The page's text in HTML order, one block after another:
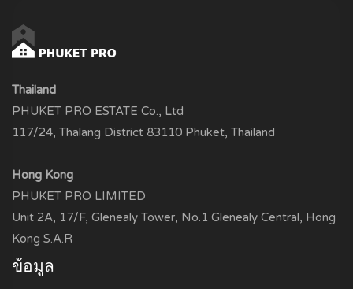
Thailand
PHUKET PRO ESTATE Co., Ltd
117/24, Thalang District 83110 Phuket, Thailand
Hong Kong
PHUKET PRO LIMITED
Unit 2A, 17/F, Glenealy Tower, No.1 Glenealy Central, Hong
Kong S.A.R
ข้อมูล